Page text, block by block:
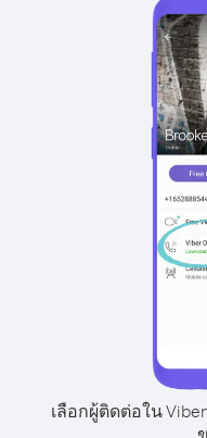
เลือกผู้ติดต่อใน